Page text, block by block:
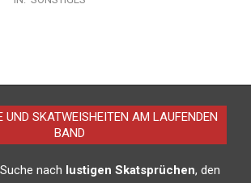
UND SKATWEISHEITEN AM LAUFENDEN
BAND
nach lustigen Skatsprüchen, den